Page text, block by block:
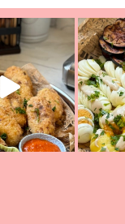
ונראה
לתשעת הימים ולכבוד
פיצה של תשעת